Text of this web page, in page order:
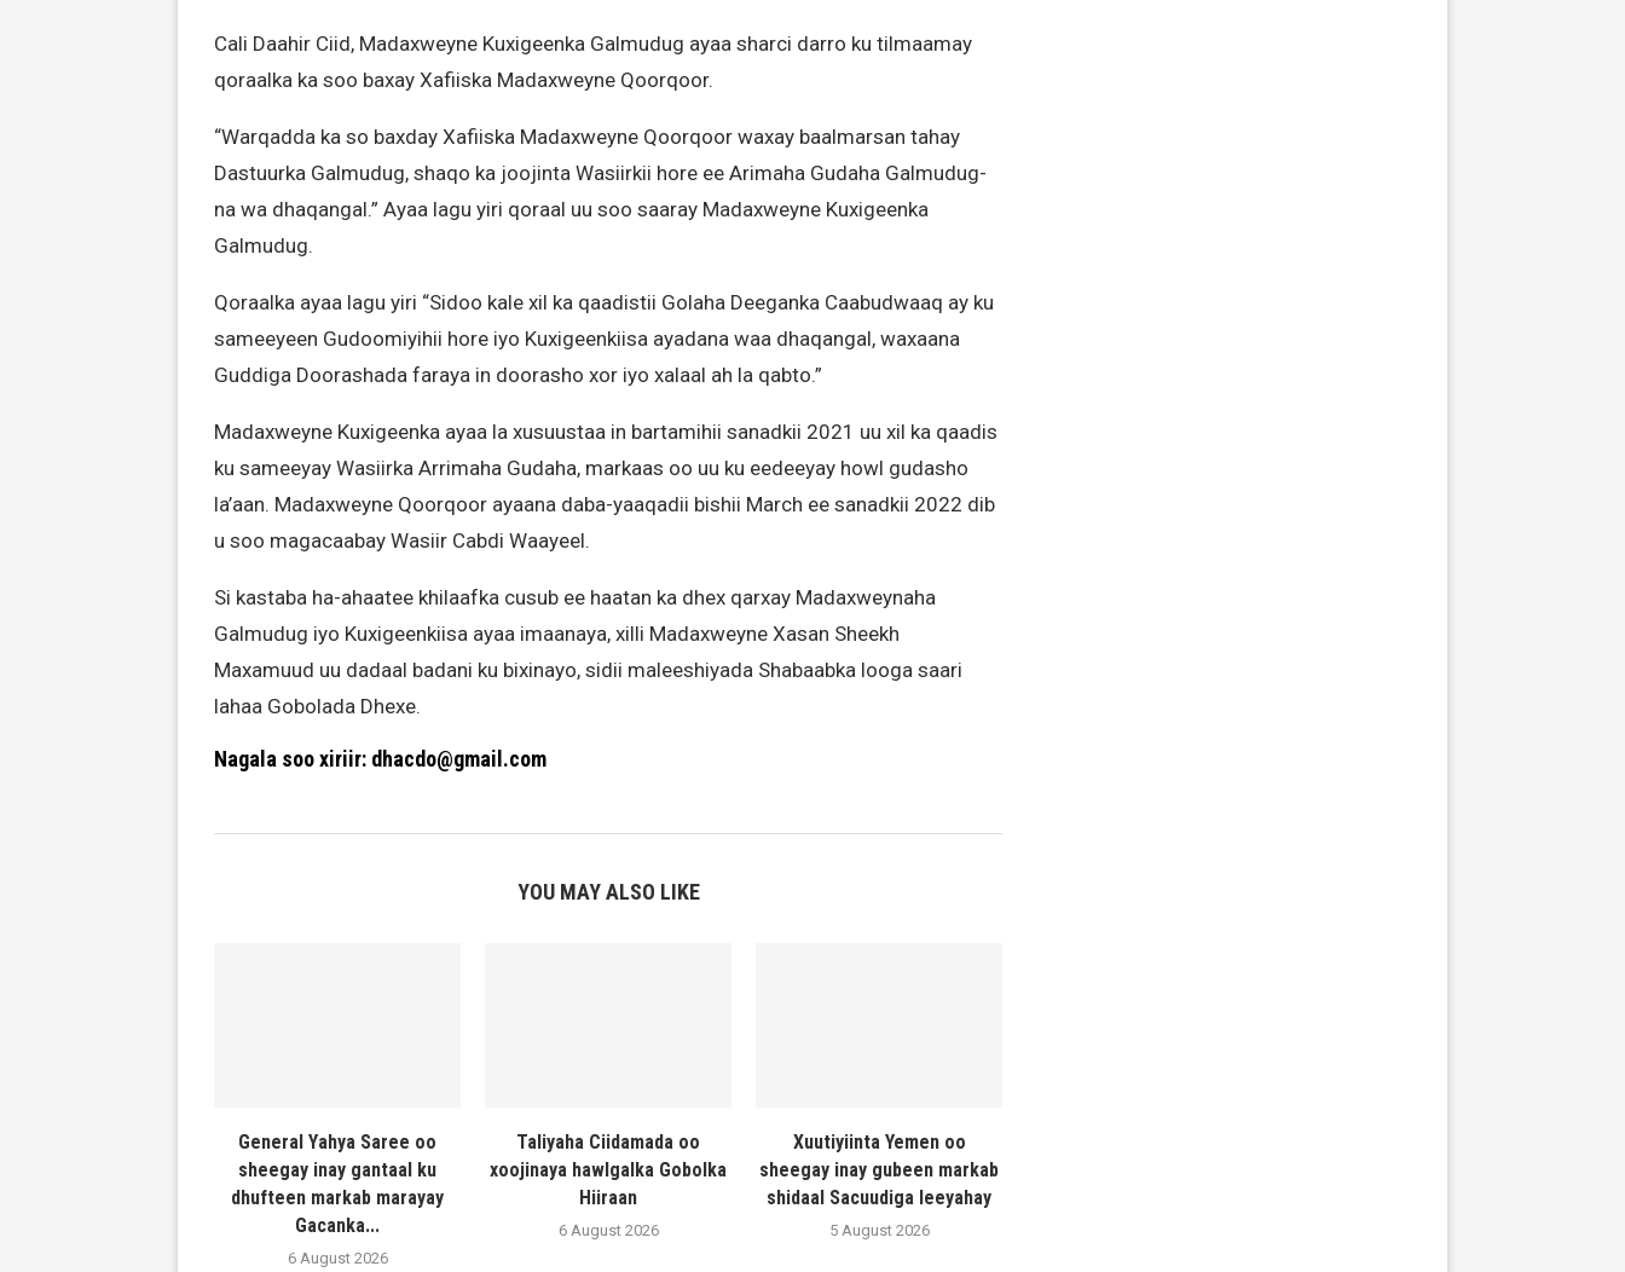
Cali Daahir Ciid, Madaxweyne Kuxigeenka Galmudug ayaa sharci darro ku tilmaamay
qoraalka ka soo baxay Xafiiska Madaxweyne Qoorqoor.
“Warqadda ka so baxday Xafiiska Madaxweyne Qoorqoor waxay baalmarsan tahay
Dastuurka Galmudug, shaqo ka joojinta Wasiirkii hore ee Arimaha Gudaha Galmudug-
na wa dhaqangal.” Ayaa lagu yiri qoraal uu soo saaray Madaxweyne Kuxigeenka
Galmudug.
Qoraalka ayaa lagu yiri “Sidoo kale xil ka qaadistii Golaha Deeganka Caabudwaaq ay ku
sameeyeen Gudoomiyihii hore iyo Kuxigeenkiisa ayadana waa dhaqangal, waxaana
Guddiga Doorashada faraya in doorasho xor iyo xalaal ah la qabto.”
Madaxweyne Kuxigeenka ayaa la xusuustaa in bartamihii sanadkii 2021 uu xil ka qaadis
ku sameeyay Wasiirka Arrimaha Gudaha, markaas oo uu ku eedeeyay howl gudasho
la’aan. Madaxweyne Qoorqoor ayaana daba-yaaqadii bishii March ee sanadkii 2022 dib
u soo magacaabay Wasiir Cabdi Waayeel.
Si kastaba ha-ahaatee khilaafka cusub ee haatan ka dhex qarxay Madaxweynaha
Galmudug iyo Kuxigeenkiisa ayaa imaanaya, xilli Madaxweyne Xasan Sheekh
Maxamuud uu dadaal badani ku bixinayo, sidii maleeshiyada Shabaabka looga saari
lahaa Gobolada Dhexe.
Nagala soo xiriir: dhacdo@gmail.com
YOU MAY ALSO LIKE
General Yahya Saree oo
sheegay inay gantaal ku
dhufteen markab marayay
Gacanka...
6 August 2026
Taliyaha Ciidamada oo
xoojinaya hawlgalka Gobolka
Hiiraan
6 August 2026
Xuutiyiinta Yemen oo
sheegay inay gubeen markab
shidaal Sacuudiga leeyahay
5 August 2026